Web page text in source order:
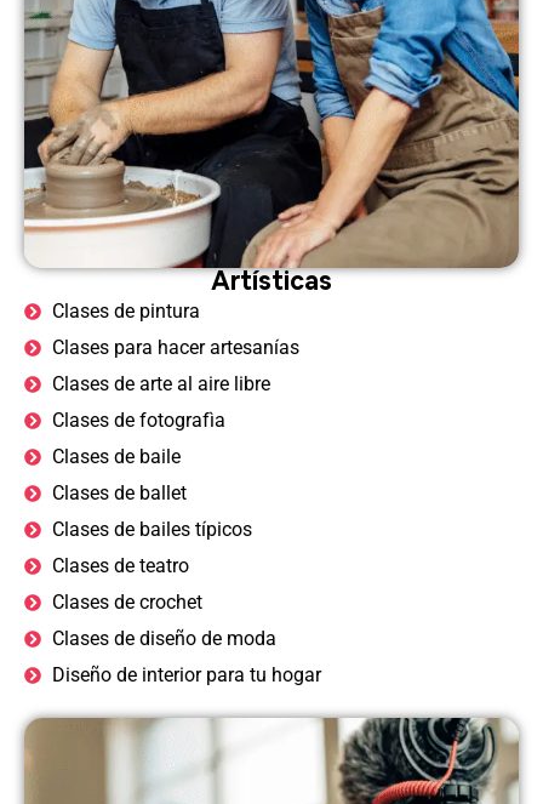
Artísticas
Clases de pintura
Clases para hacer artesanías
Clases de arte al aire libre
Clases de fotografìa
Clases de baile
Clases de ballet
Clases de bailes típicos
Clases de teatro
Clases de crochet
Clases de diseño de moda
Diseño de interior para tu hogar